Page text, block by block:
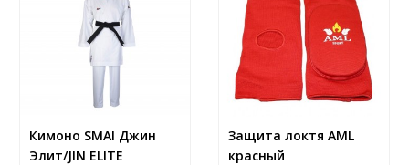
Кимоно SMAI Джин
Элит/JIN ELITE
Защита локтя AML
красный